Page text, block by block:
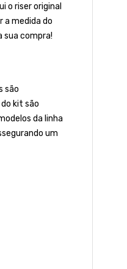
o riser original
a medida do
sua compra!
são
kit são
da linha
um